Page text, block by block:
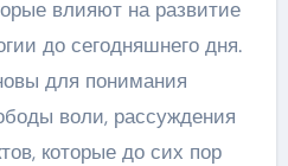
влияют на развитие
до сегодняшнего дня.
для понимания
воли, рассуждения
которые до сих пор